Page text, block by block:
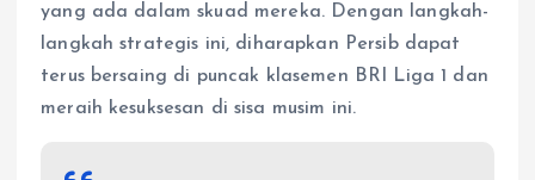
yang ada dalam skuad mereka. Dengan langkah-
langkah strategis ini, diharapkan Persib dapat
terus bersaing di puncak klasemen BRI Liga 1 dan
meraih kesuksesan di sisa musim ini.